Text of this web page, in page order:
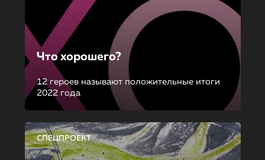
Что хорошего?
12 героев называют положительные итоги
2022 года
СПЕЦПРОЕКТ